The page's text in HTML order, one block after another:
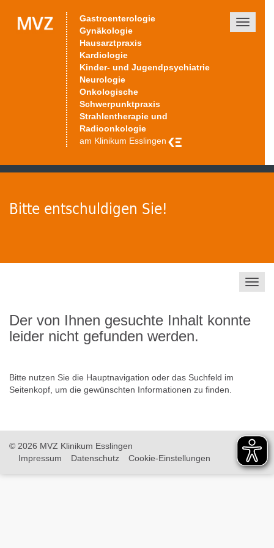
Toggle
Gastroenterologie
Gynäkologie
Hausarztpraxis
Kardiologie
Kinder- und Jugendpsychiatrie
Neurologie
Onkologische
Schwerpunktpraxis
Strahlentherapie und
Radioonkologie
am Klinikum Esslingen
Bitte entschuldigen Sie!
Der von Ihnen gesuchte Inhalt konnte
leider nicht gefunden werden.
Bitte nutzen Sie die Hauptnavigation oder das Suchfeld im
Seitenkopf, um die gewünschten Informationen zu finden.
© 2026 MVZ Klinikum Esslingen
Impressum
Datenschutz Cookie-Einstellungen